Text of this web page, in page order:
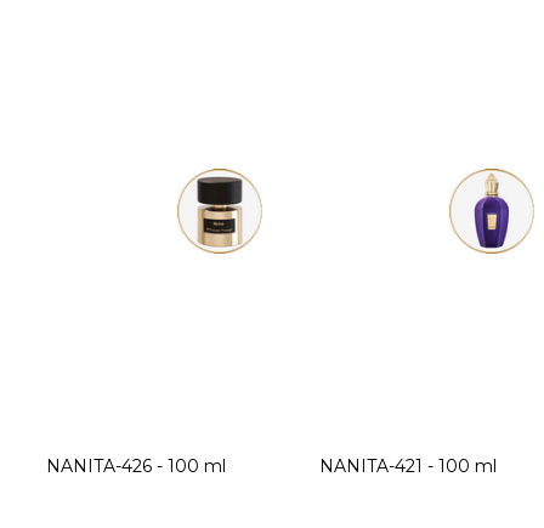
NANITA-426 - 100 ml NANITA-421 - 100 ml